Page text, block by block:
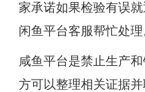
家承诺如果检验有误
闲鱼平台客服帮忙处理
咸鱼平台是禁止生产
方可以整理相关证据